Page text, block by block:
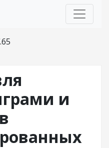
и